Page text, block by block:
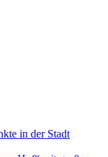
in der Stadt